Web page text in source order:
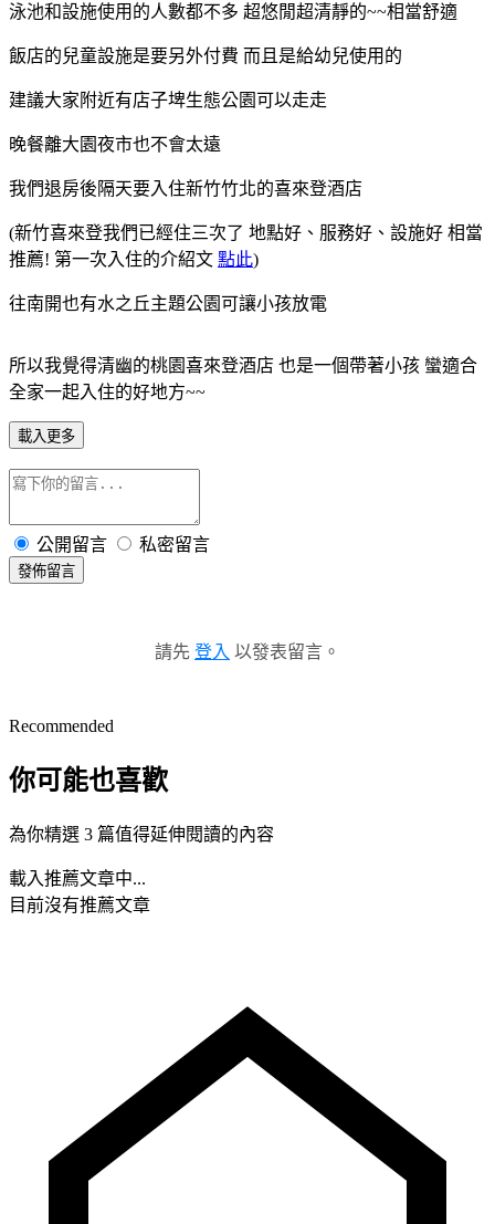
泳池和設施使用的人數都不多 超悠閒超清靜的~~相當舒適
飯店的兒童設施是要另外付費 而且是給幼兒使用的
建議大家附近有店子埤生態公園可以走走
晚餐離大園夜市也不會太遠
我們退房後隔天要入住新竹竹北的喜來登酒店
(新竹喜來登我們已經住三次了 地點好、服務好、設施好 相當
推薦! 第一次入住的介紹文 點此)
往南開也有水之丘主題公園可讓小孩放電
所以我覺得清幽的桃園喜來登酒店 也是一個帶著小孩 蠻適合
全家一起入住的好地方~~
載入更多
公開留言 私密留言
發佈留言
請先 登入 以發表留言。
Recommended
你可能也喜歡
為你精選 3 篇值得延伸閱讀的內容
載入推薦文章中...
目前沒有推薦文章